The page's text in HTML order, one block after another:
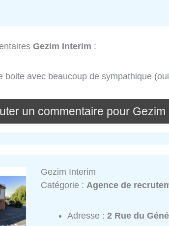
Gezim Interim :
boite avec beaucoup de sympathique
un commentaire pour Gezim
Gezim Interim
Catégorie :Agence de
Adresse :2 Rue du